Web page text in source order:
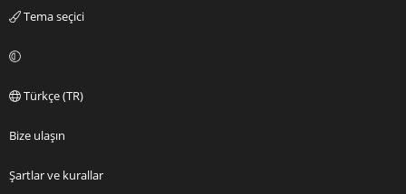
Tema seçici
Türkçe (TR)
Bize ulaşın
Şartlar ve kurallar